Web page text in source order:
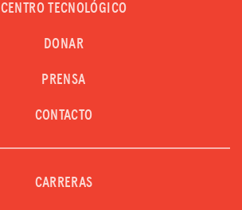
CENTRO TECNOLÓGICO
DONAR
PRENSA
CONTACTO
CARRERAS